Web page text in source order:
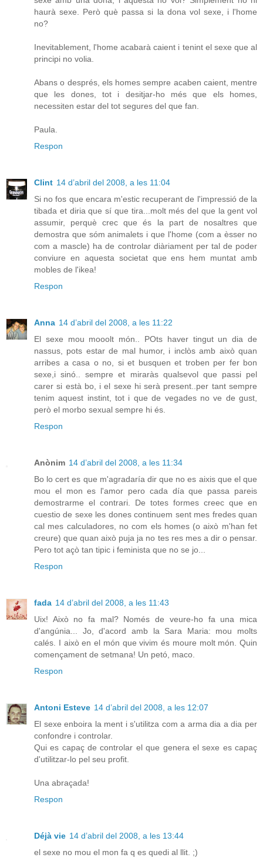
haurà sexe. Però què passa si la dona vol sexe, i l'home
no?
Inevitablement, l'home acabarà caient i tenint el sexe que al
principi no volia.
Abans o després, els homes sempre acaben caient, mentre
que les dones, tot i desitjar-ho més que els homes,
necessiten estar del tot segures del que fan.
Paula.
Respon
Clint 14 d’abril del 2008, a les 11:04
Si no fos que encara m'estic recuperant de l'impressió de la
tibada et diria que sí que tira...molt més del que la gent vol
assumir, perquè crec que és la part de nosaltres que
demostra que sóm animalets i que l'home (com a èsser no
com a mascle) ha de controlar diàriament per tal de poder
conviure en aquesta societat que ens hem muntat amb
mobles de l'ikea!
Respon
Anna 14 d’abril del 2008, a les 11:22
El sexe mou mooolt món.. POts haver tingut un dia de
nassus, pots estar de mal humor, i inclòs amb això quan
arribes a casa o no, si et busquen et troben per fer bon
sexe,i sinó.. sempre et miraràs qualsevol que passi pel
carer si està bo, i el sexe hi serà present..per tant sempre
tenim aquest instint, tot i que de vegades no ve de gust,
però el morbo sexual sempre hi és.
Respon
Anònim 14 d’abril del 2008, a les 11:34
Bo lo cert es que m'agradaría dir que no es aixis que el que
mou el mon es l'amor pero cada día que passa pareis
demostrarme el contrari. De totes formes creec que en
cuestio de sexe les dones continuem sent mes fredes quan
cal mes calculadores, no com els homes (o això m'han fet
creure) que quan això puja ja no tes res mes a dir o pensar.
Pero tot açò tan tipic i feminista que no se jo...
Respon
fada 14 d’abril del 2008, a les 11:43
Uix! Això no fa mal? Només de veure-ho fa una mica
d'angúnia... Jo, d'acord amb la Sara Maria: mou molts
calés. I això en el món que vivim és moure molt món. Quin
començament de setmana! Un petó, maco.
Respon
Antoni Esteve 14 d’abril del 2008, a les 12:07
El sexe enboira la ment i s'utilitza com a arma dia a dia per
confondre i controlar.
Qui es capaç de controlar el que genera el sexe es capaç
d'utilitzar-lo pel seu profit.
Una abraçada!
Respon
Déjà vie 14 d’abril del 2008, a les 13:44
el sexe no mou el mon fa q es quedi al llit. ;)